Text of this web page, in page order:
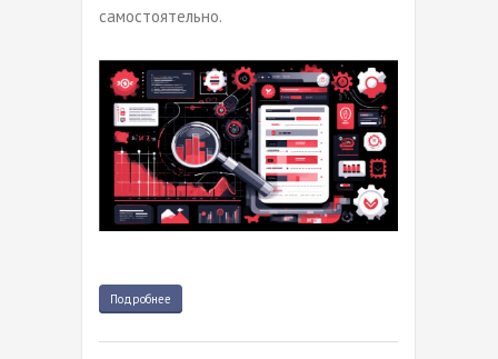
самостоятельно.
Подробнее